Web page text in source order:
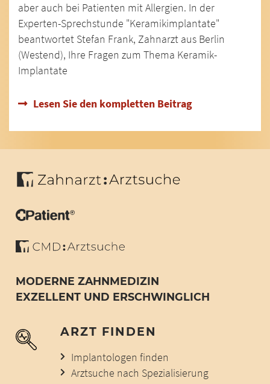
aber auch bei Patienten mit Allergien. In der
Experten-Sprechstunde "Keramikimplantate"
beantwortet Stefan Frank, Zahnarzt aus Berlin
(Westend), Ihre Fragen zum Thema Keramik-
Implantate
Lesen Sie den kompletten Beitrag
MODERNE ZAHNMEDIZIN
EXZELLENT UND ERSCHWINGLICH
ARZT FINDEN
Implantologen finden
Arztsuche nach Spezialisierung